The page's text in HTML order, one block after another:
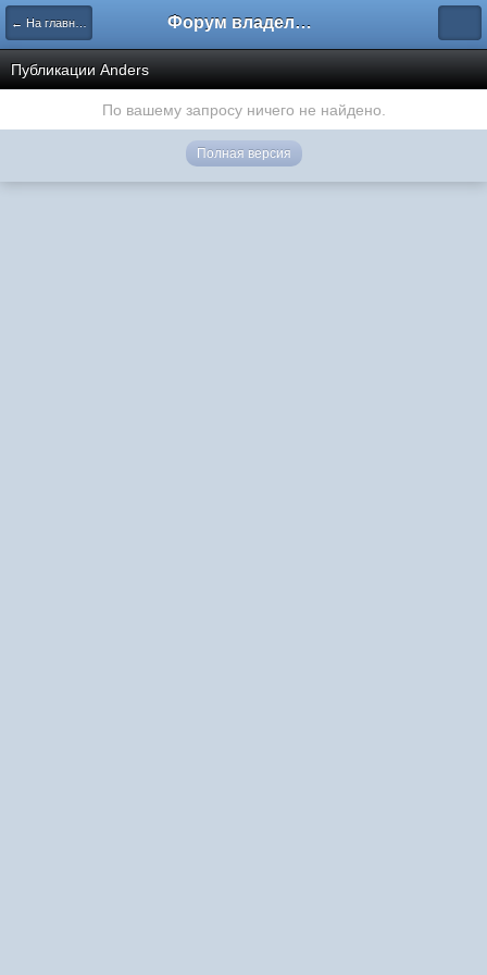
← На главную Форум владельцев интернет-магазинов
Публикации Anders
По вашему запросу ничего не найдено.
Полная версия